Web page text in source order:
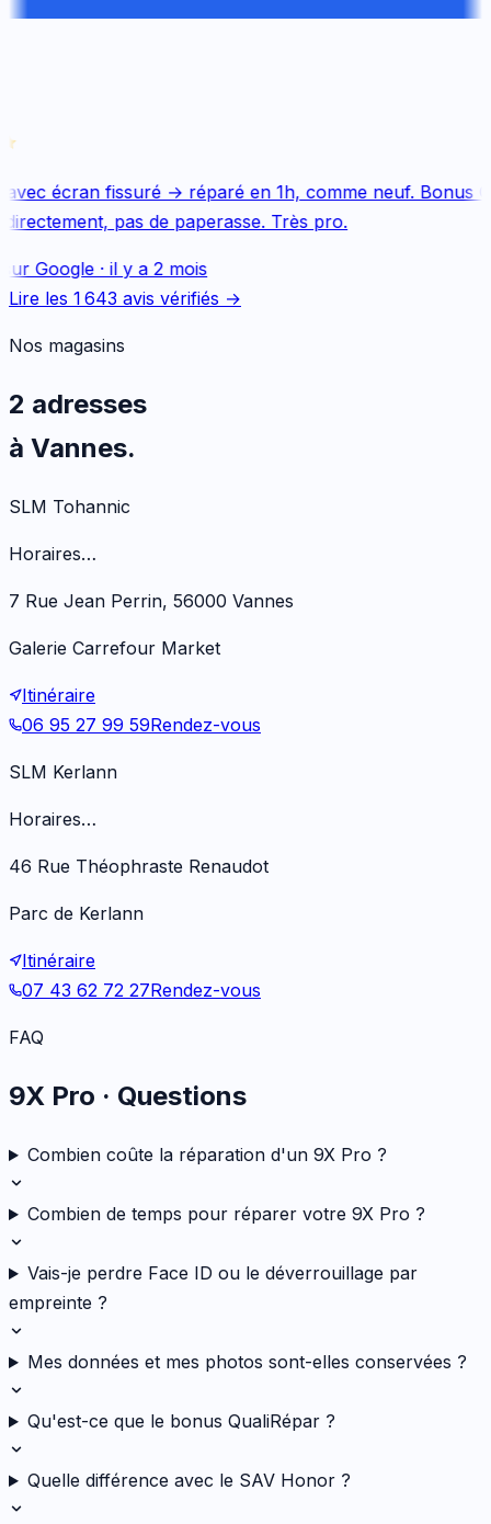
écran fissuré → réparé en 1h, comme neuf. Bonus
pas de paperasse. Très pro.
Google· il y a 2 mois
Lire les 1 643 avis vérifiés →
Nos magasins
2 adresses
à Vannes.
SLM Tohannic
Horaires…
7 Rue Jean Perrin, 56000 Vannes
Galerie Carrefour Market
Itinéraire
06 95 27 99 59Rendez-vous
SLM Kerlann
Horaires…
46 Rue Théophraste Renaudot
Parc de Kerlann
Itinéraire
07 43 62 72 27Rendez-vous
FAQ
9X Pro · Questions
Combien coûte la réparation d'un 9X Pro ?
Combien de temps pour réparer votre 9X Pro ?
Vais-je perdre Face ID ou le déverrouillage par
empreinte ?
Mes données et mes photos sont-elles conservées ?
Qu'est-ce que le bonus QualiRépar ?
Quelle différence avec le SAV Honor ?